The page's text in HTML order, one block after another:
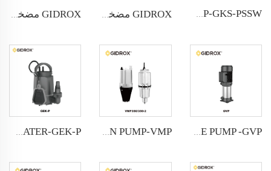
GIDROX POWERFUL SUBMERSIBLE DRAINAGE PUMP-GKS-PSSW GIDROX مضخة متعددة المراحل عمودية من الفولاذ المقاوم للصدأ - GTR GIDROX مضخة متعددة المراحل عمودية من الفولاذ المقاوم للصدأ - GTS